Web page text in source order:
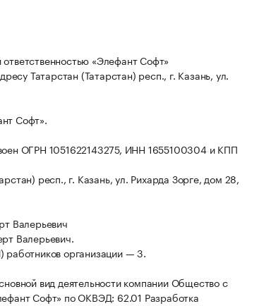
«Элефант Софт»
Татарстан (Татарстан) респ., г. Казань, ул.
Софт».
ОГРН 1051622143275, ИНН 1655100304 и КПП
респ., г. Казань, ул. Рихарда Зорге, дом 28,
Валерьевич
Валерьевич.
организации — 3.
вид деятельности компании Общество с
Софт» по ОКВЭД: 62.01 Разработка